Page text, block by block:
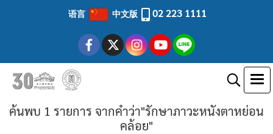
语言 中文版 02 223 1111
ค้นพบ 1 รายการ จากคำว่า"รักษาภาวะหนังตาหย่อน
คล้อย"